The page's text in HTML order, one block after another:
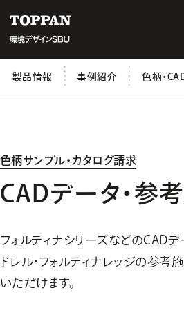
製品情報 事例紹介 色柄・
色柄サンプル・カタログ請求
CADデータ・参
フォルティナシリーズなどのCADデ
ドレル・フォルティナレッジの参考
いただけます。